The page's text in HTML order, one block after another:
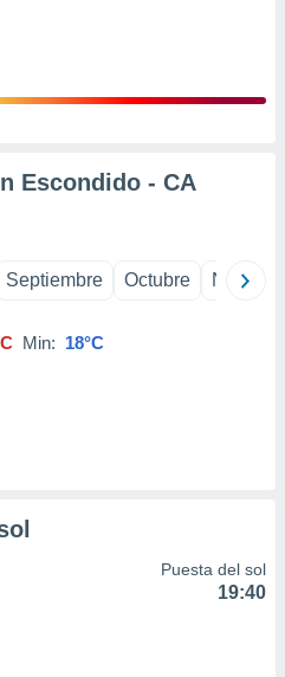
Escondido - CA
Septiembre Octubre
Min: 18°C
Puesta del sol
19:40